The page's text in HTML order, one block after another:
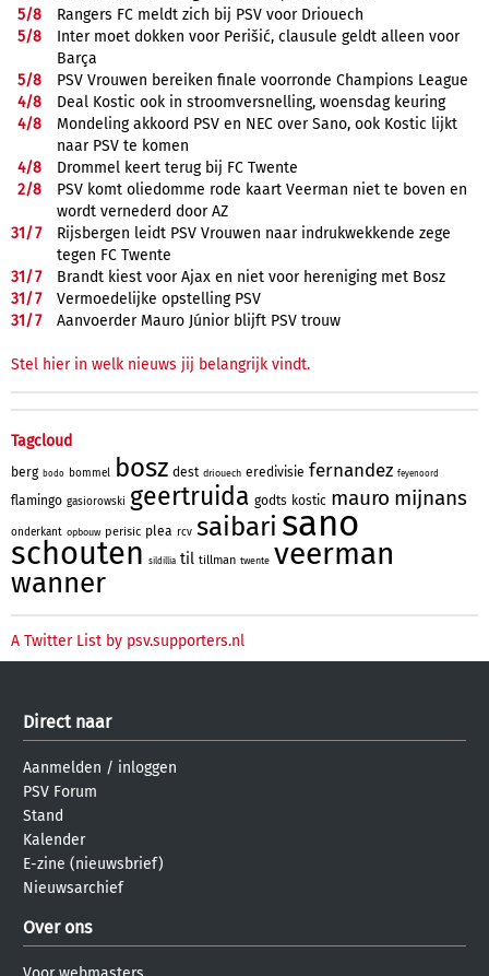
5/8
Rangers FC meldt zich bij PSV voor Driouech
5/8
Inter moet dokken voor Perišić, clausule geldt alleen voor
Barça
5/8
PSV Vrouwen bereiken finale voorronde Champions League
4/8
Deal Kostic ook in stroomversnelling, woensdag keuring
4/8
Mondeling akkoord PSV en NEC over Sano, ook Kostic lijkt
naar PSV te komen
4/8
Drommel keert terug bij FC Twente
2/8
PSV komt oliedomme rode kaart Veerman niet te boven en
wordt vernederd door AZ
31/7
Rijsbergen leidt PSV Vrouwen naar indrukwekkende zege
tegen FC Twente
31/7
Brandt kiest voor Ajax en niet voor hereniging met Bosz
31/7
Vermoedelijke opstelling PSV
31/7 Aanvoerder Mauro Júnior blijft PSV trouw
Stel hier in welk nieuws jij belangrijk vindt.
Tagcloud
berg bodo bommel bosz dest driouech eredivisie fernandez feyenoord
flamingo gasiorowski geertruida godts kostic mauro mijnans
onderkant opbouw perisic plea rcv saibari sano
schouten sildillia til tillman twente veerman
wanner
A Twitter List by psv.supporters.nl
Direct naar
Aanmelden / inloggen
PSV Forum
Stand
Kalender
E-zine (nieuwsbrief)
Nieuwsarchief
Over ons